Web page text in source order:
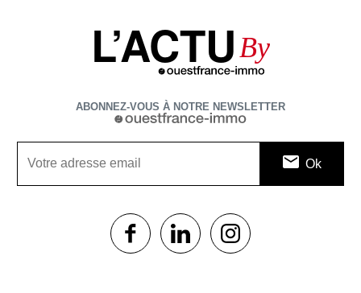
L’ACTU By
ABONNEZ-VOUS À NOTRE NEWSLETTER
1$s 1$s